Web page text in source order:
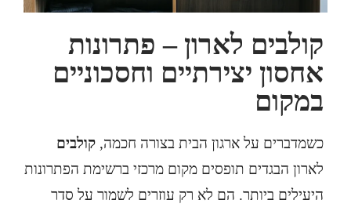
קולבים לארון – פתרונות
אחסון יצירתיים וחסכוניים
במקום
כשמדברים על ארגון הבית בצורה חכמה, קולבים
לארון הבגדים תופסים מקום מרכזי ברשימת הפתרונות
היעילים ביותר. הם לא רק עוזרים לשמור על סדר